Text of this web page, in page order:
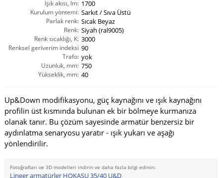
Işık akısı, lm: 1700
Kurulum yöntemi: Sarkıt / Sıva Üstü
Parlak renk: Sıcak Beyaz
Renk: Siyah (ral9005)
Renk sıcaklığı, K: 3000
Renksel geriverim indeksi
CRI(Ra):
90
Trafo: yok
Uzunluk, mm: 750
Yükseklik, mm: 40
Up&Down modifikasyonu, güç kaynağını ve ışık kaynağını
profilin üst kısmında bulunan ek bir bölmeye kurmanıza
olanak tanır. Bu çözüm sayesinde armatür benzersiz bir
aydınlatma senaryosu yaratır - ışık yukarı ve aşağı
yönlendirilir.
Fotoğrafları ve 3D modelleri indirin ve daha fazla bilgi edinin:
Lineer armatürler HOKASU 35/40 U&D